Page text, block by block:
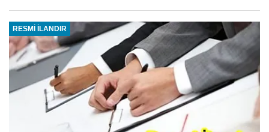
RESMİ İLANDIR